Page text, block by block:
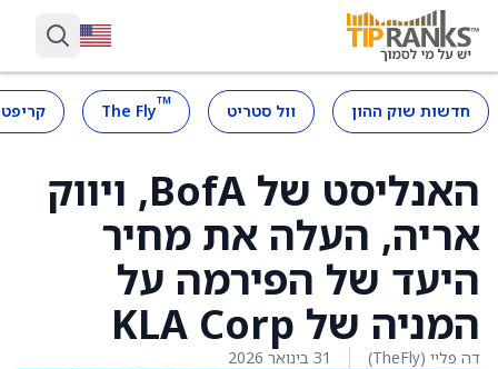
חדשות שוק ההון וול סטריט ™
The Fly
האנליסט של BofA, ויווק
אריה, העלה את מחיר
היעד של הפירמה על
המניה של KLA Corp
דה פליי (TheFly) 31 בינואר 2026